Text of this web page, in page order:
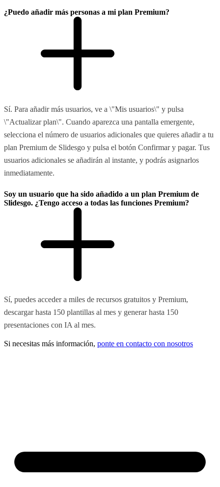
¿Puedo añadir más personas a mi plan Premium?
Sí. Para añadir más usuarios, ve a \"Mis usuarios\" y pulsa
\"Actualizar plan\". Cuando aparezca una pantalla emergente,
selecciona el número de usuarios adicionales que quieres añadir a tu
plan Premium de Slidesgo y pulsa el botón Confirmar y pagar. Tus
usuarios adicionales se añadirán al instante, y podrás asignarlos
inmediatamente.
Soy un usuario que ha sido añadido a un plan Premium de
Slidesgo. ¿Tengo acceso a todas las funciones Premium?
Sí, puedes acceder a miles de recursos gratuitos y Premium,
descargar hasta 150 plantillas al mes y generar hasta 150
presentaciones con IA al mes.
Si necesitas más información, ponte en contacto con nosotros